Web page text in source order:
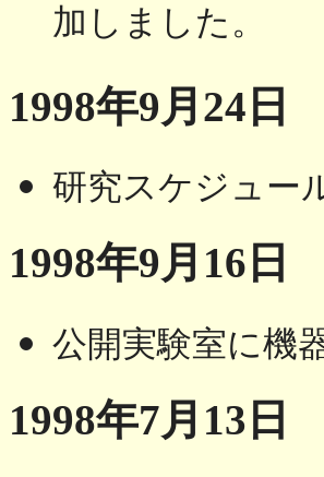
加しました。
1998年9月24日
研究スケジュー
1998年9月16日
公開実験室に機
1998年7月13日